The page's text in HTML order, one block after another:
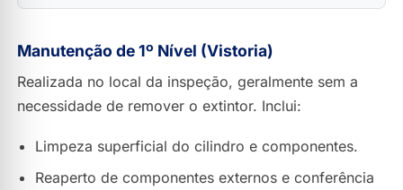
Manutenção de 1º Nível (Vistoria)
Realizada no local da inspeção, geralmente sem a
necessidade de remover o extintor. Inclui:
Limpeza superficial do cilindro e componentes.
Reaperto de componentes externos e conferência